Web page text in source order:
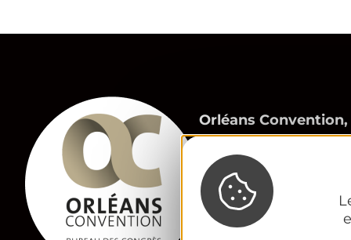
Orléans Convention,
Bureau des
23 Place du Martroi
45 000 Orléans
congres@tourisme-
02 38 24 01 69